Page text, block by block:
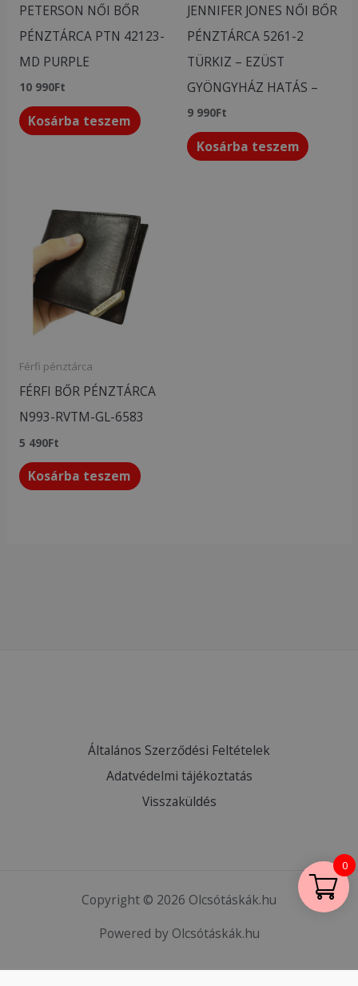
PETERSON NŐI BŐR
PÉNZTÁRCA PTN 42123-
MD PURPLE
10 990Ft
Kosárba teszem
JENNIFER JONES NŐI BŐR
PÉNZTÁRCA 5261-2
TÜRKIZ – EZÜST
GYÖNGYHÁZ HATÁS –
9 990Ft
Kosárba teszem
Férfi pénztárca
FÉRFI BŐR PÉNZTÁRCA
N993-RVTM-GL-6583
5 490Ft
Kosárba teszem
Általános Szerződési Feltételek
Adatvédelmi tájékoztatás
Visszaküldés
Copyright © 2026 Olcsótáskák.hu
Powered by Olcsótáskák.hu
0